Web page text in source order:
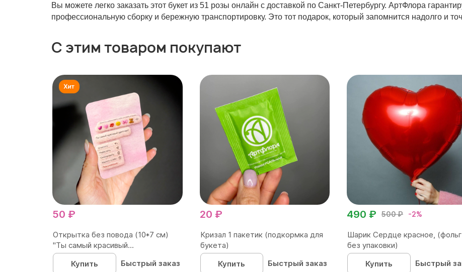
Вы можете легко заказать этот букет из 51 розы онлайн с доставкой по Санкт-Петербургу. АртФлора
профессиональную сборку и бережную транспортировку. Это тот подарок, который запомнится надолго и
С этим товаром покупают
50 ₽
Открытка без повода (10*7 см)
"Ты самый красивый...
Купить
Быстрый заказ
20 ₽
Кризал 1 пакетик (подкормка для
букета)
Купить
Быстрый заказ
500 ₽ -2%
490 ₽
Шарик Сердце красное,
без упаковки)
Купить
Быстрый